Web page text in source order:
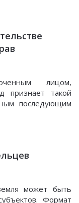
лицом,
признает такой
последующим
может быть
Формат